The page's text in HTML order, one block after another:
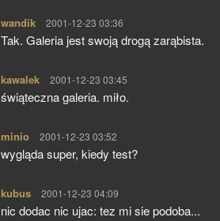
wandik pisze:
2001-12-23 03:36
Tak. Galeria jest swoją drogą zarąbista.
kawalek pisze:
2001-12-23 03:45
świąteczna galeria. miło.
minio pisze:
2001-12-23 03:52
wygląda super, kiedy test?
kubus pisze:
2001-12-23 04:09
nic dodac nic ujac: tez mi sie podoba...